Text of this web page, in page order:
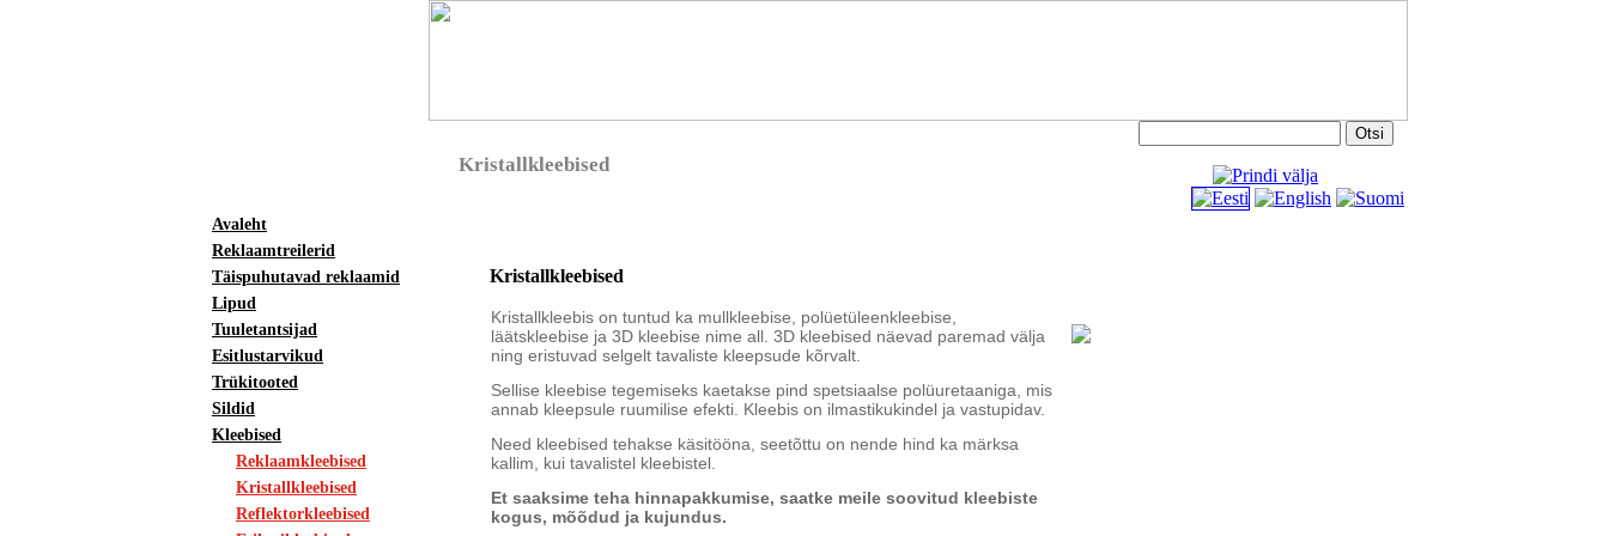
Kristallkleebised
Avaleht
Reklaamtreilerid
Täispuhutavad reklaamid
Lipud
Tuuletantsijad
Esitlustarvikud
Trükitooted
Sildid
Kleebised
Reklaamkleebised
Kristallkleebised
Reflektorkleebised
Kristallkleebised
Kristallkleebis on tuntud ka mullkleebise, polüetüleenkleebise,
läätskleebise ja 3D kleebise nime all. 3D kleebised näevad paremad välja
ning eristuvad selgelt tavaliste kleepsude kõrvalt.
Sellise kleebise tegemiseks kaetakse pind spetsiaalse polüuretaaniga, mis
annab kleepsule ruumilise efekti. Kleebis on ilmastikukindel ja vastupidav.
Need kleebised tehakse käsitööna, seetõttu on nende hind ka märksa
kallim, kui tavalistel kleebistel.
Et saaksime teha hinnapakkumise, saatke meile soovitud kleebiste
kogus, mõõdud ja kujundus.